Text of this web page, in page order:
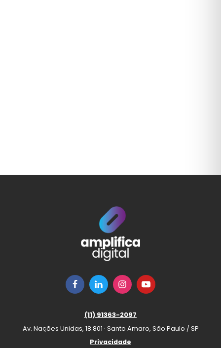
(11) 91363-2097
Av. Nações Unidas, 18.801 · Santo Amaro, São Paulo / SP
Privacidade